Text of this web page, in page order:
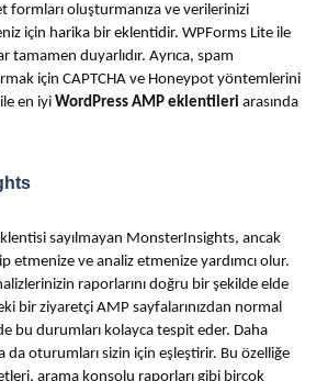
formları oluşturmanıza ve verilerinizi
için harika bir eklentidir. WPForms Lite ile
duyarlıdır. Ayrıca, spam
için CAPTCHA ve Honeypot yöntemlerini
ile en iyiWordPress AMP eklentileri arasında
sayılmayan MonsterInsights, ancak
etmenize ve analiz etmenize yardımcı olur.
raporlarını doğru bir şekilde elde
bir ziyaretçi AMP sayfalarınızdan normal
bu durumları kolayca tespit eder. Daha
da oturumları sizin için eşleştirir. Bu özelliğe
arama konsolu raporları gibi birçok